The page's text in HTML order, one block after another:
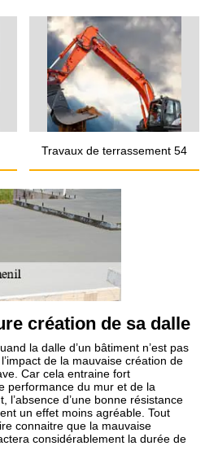
Travaux de terrassement 54
création de sa dalle
la dalle d’un bâtiment n’est pas
de la mauvaise création de
Car cela entraine fort
performance du mur et de la
l’absence d’une bonne résistance
un effet moins agréable. Tout
connaitre que la mauvaise
considérablement la durée de